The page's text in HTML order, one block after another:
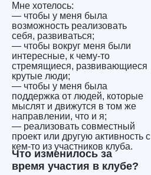
Мне хотелось:
— чтобы у меня была
возможность реализовать
себя, развиваться;
— чтобы вокруг меня были
интересные, к чему-то
стремящиеся, развивающиеся
крутые люди;
— чтобы у меня была
поддержка от людей, которые
мыслят и движутся в том же
направлении, что и я;
— реализовать совместный
проект или другую активность с
кем-то из участников клуба.
Что изменилось за
время участия в клубе?